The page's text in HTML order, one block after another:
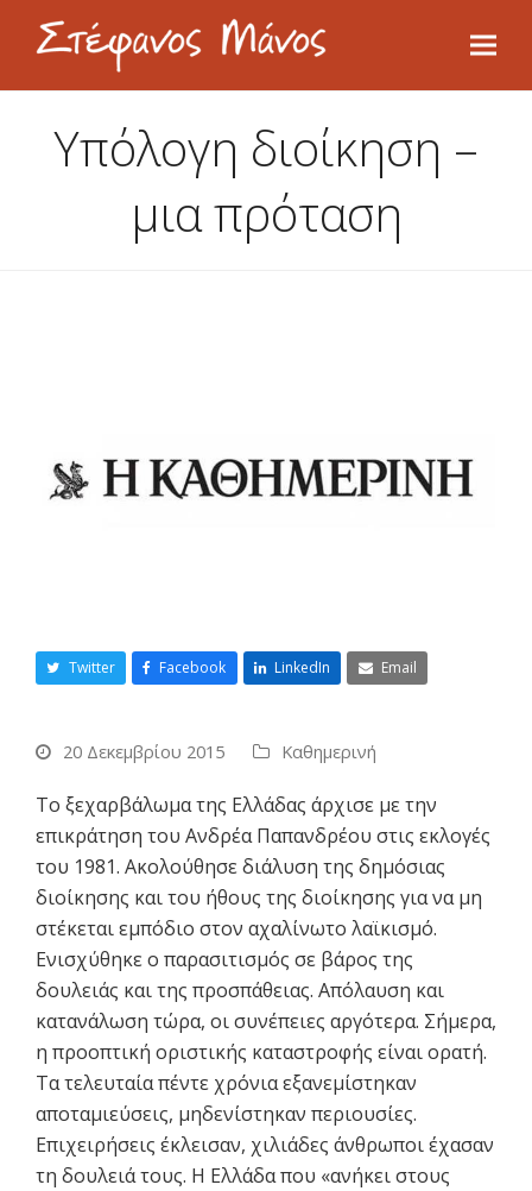
Υπόλογη διοίκηση –
μια πρόταση
Twitter Facebook LinkedIn Email
20 Δεκεμβρίου 2015 Καθημερινή
Το ξεχαρβάλωμα της Ελλάδας άρχισε με την
επικράτηση του Ανδρέα Παπανδρέου στις εκλογές
του 1981. Ακολούθησε διάλυση της δημόσιας
διοίκησης και του ήθους της διοίκησης για να μη
στέκεται εμπόδιο στον αχαλίνωτο λαϊκισμό.
Ενισχύθηκε ο παρασιτισμός σε βάρος της
δουλειάς και της προσπάθειας. Απόλαυση και
κατανάλωση τώρα, οι συνέπειες αργότερα. Σήμερα,
η προοπτική οριστικής καταστροφής είναι ορατή.
Τα τελευταία πέντε χρόνια εξανεμίστηκαν
αποταμιεύσεις, μηδενίστηκαν περιουσίες.
Επιχειρήσεις έκλεισαν, χιλιάδες άνθρωποι έχασαν
τη δουλειά τους. Η Ελλάδα που «ανήκει στους